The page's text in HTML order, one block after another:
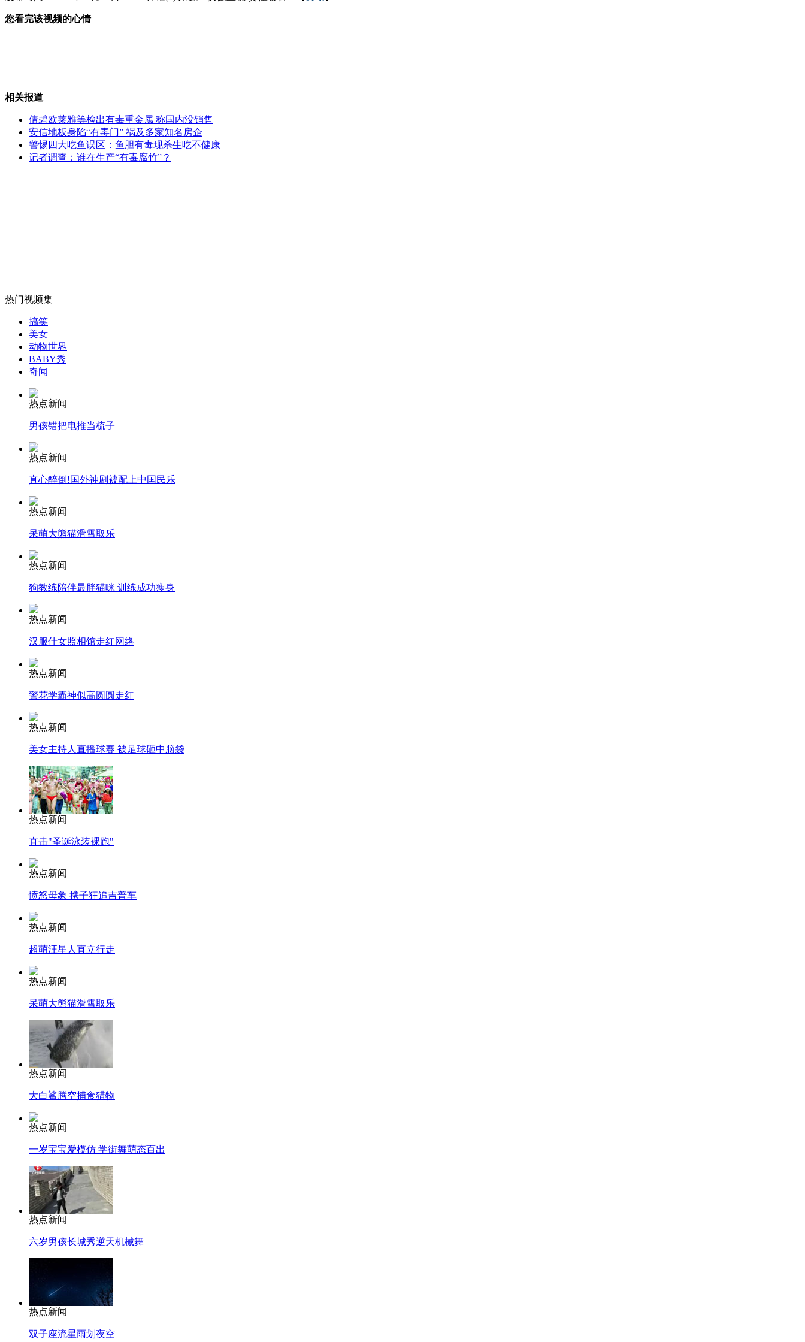
婴儿手指受伤 皮筋包扎致截肢
公交司机模仿李玉刚
女孩北京地铁殴打老人 痛下狠手拳打脚踢
无痛分娩是否安全 医生回应
外交部：反对强权政治霸凌主义
外交部：有关国家言论片面不公正
安徽一实载49人客车翻车
消防员救轻生者
司机酒驾遇交警 急速倒车逃窜
您看完该视频的心情
相关报道
倩碧欧莱雅等检出有毒重金属 称国内没销售
安信地板身陷“有毒门” 祸及多家知名房企
警惕四大吃鱼误区：鱼胆有毒现杀生吃不健康
记者调查：谁在生产“有毒腐竹”？
热门视频集
搞笑
美女
动物世界
BABY秀
奇闻
热点新闻
男孩错把电推当梳子
热点新闻
真心醉倒!国外神剧被配上中国民乐
热点新闻
呆萌大熊猫滑雪取乐
热点新闻
狗教练陪伴最胖猫咪 训练成功瘦身
热点新闻
汉服仕女照相馆走红网络
热点新闻
警花学霸神似高圆圆走红
热点新闻
美女主持人直播球赛 被足球砸中脑袋
热点新闻
直击"圣诞泳装裸跑"
热点新闻
愤怒母象 携子狂追吉普车
热点新闻
超萌汪星人直立行走
热点新闻
呆萌大熊猫滑雪取乐
热点新闻
大白鲨腾空捕食猎物
热点新闻
一岁宝宝爱模仿 学街舞萌态百出
热点新闻
六岁男孩长城秀逆天机械舞
热点新闻
双子座流星雨划夜空